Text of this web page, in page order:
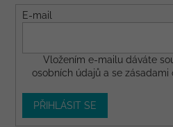
E-mail
Vložením e-mailu dáváte
osobních údajů a se zásadami
PŘIHLÁSIT SE